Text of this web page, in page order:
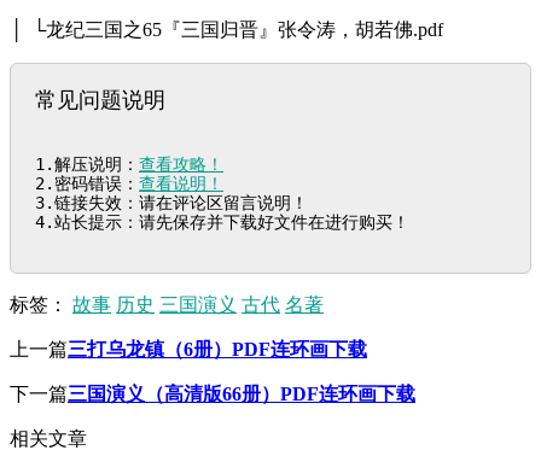
│ └龙纪三国之65『三国归晋』张令涛，胡若佛.pdf
常见问题说明
1.解压说明： 查看攻略！
2.密码错误： 查看说明！
3.链接失效：请在评论区留言说明！
4.站长提示：请先保存并下载好文件在进行购买！
标签： 故事 历史 三国演义 古代 名著
上一篇三打乌龙镇（6册）PDF连环画下载
下一篇三国演义（高清版66册）PDF连环画下载
相关文章